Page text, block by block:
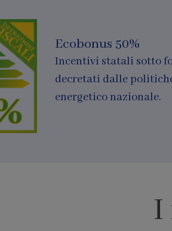
Ecobonus 50%
Incentivi statali sotto
decretati dalle
energetico nazionale.
I